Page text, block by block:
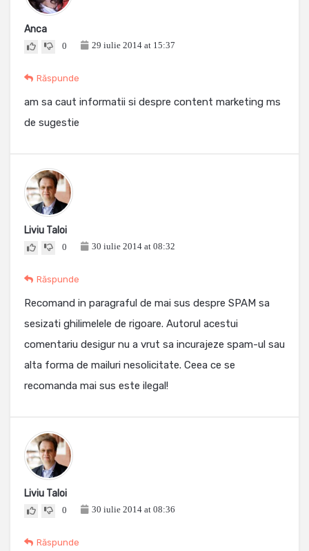
Anca
0 29 iulie 2014 at 15:37
Răspunde
am sa caut informatii si despre content marketing ms
de sugestie
Liviu Taloi
0 30 iulie 2014 at 08:32
Răspunde
Recomand in paragraful de mai sus despre SPAM sa
sesizati ghilimelele de rigoare. Autorul acestui
comentariu desigur nu a vrut sa incurajeze spam-ul sau
alta forma de mailuri nesolicitate. Ceea ce se
recomanda mai sus este ilegal!
Liviu Taloi
0 30 iulie 2014 at 08:36
Răspunde